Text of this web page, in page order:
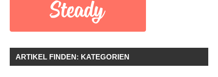
ARTIKEL FINDEN: KATEGORIEN